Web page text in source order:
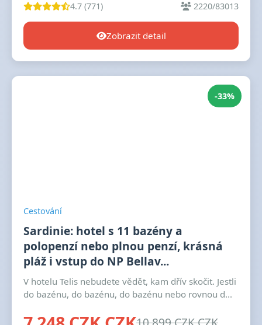
4.7 (771) 2220/83013
Zobrazit detail
-33%
Cestování
Sardinie: hotel s 11 bazény a
polopenzí nebo plnou penzí, krásná
pláž i vstup do NP Bellav...
V hotelu Telis nebudete vědět, kam dřív skočit. Jestli
do bazénu, do bazénu, do bazénu nebo rovnou d...